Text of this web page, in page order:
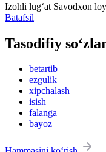
Izohli lugʻat Savodxon
Batafsil
Tasodifiy
betartib
ezgulik
xipchalash
isish
falanga
bayoz